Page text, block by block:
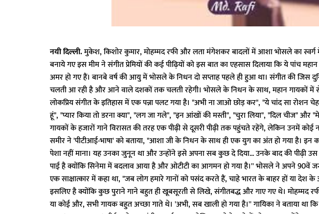
नयी दिल्ली.मुकेश, किशोर कुमार, मोहम्मद रफी और लता मंगेशकर बादलों में आशा भोसले का स्वर्ग
बनाये गए इस मीम ने संगीत प्रेमियों की कई पीढ़ियों को इस बात का एहसास दिलाया कि ये पांच
अमर हो गए हैं। बानबे वर्ष की आयु में भोसले के निधन दो सप्ताह पहले ही हुआ था। संगीत की जिस
चलती आ रही है और आने वाले दशकों तक चलती रहेगी। भोसले के निधन के साथ, महान गायकों में से
लोकप्रिय संगीत के इतिहास में एक पन्ना पलट गया है। "अभी ना जाओ छोड़ कर", "ये चांद सा रोशन
हूं", "प्यार किया तो डरना क्या", "लग जा गले", "इन आंखों की मस्ती", "चुरा लिया", "दिल चीज" और
गायकों के हजारों गाने विरासत की तरह एक पीढ़ी से दूसरी पीढ़ी तक पहुंचते रहेंगे, लेकिन उनमें कोई
समीर ने 'पीटीआई-भाषा' को बताया, "आशा जी के निधन के साथ ही एक युग का अंत हो गया है। इन
पेशा नहीं माना। यह उनका जुनून था और उन्होंने इसे अपना सब कुछ दे दिया... उनके बाद की पीढ़ी
पाई है क्योंकि सिनेमा में बदलाव आया है और ओटीटी का आगमन हो गया है।'' भोसले ने अपने 90वें
एक साक्षात्कार में कहा था, "जब लोग हमारे गानों को पसंद करते हैं, चाहे भारत के बाहर हों या देश
इसलिए है क्योंकि कुछ पुराने गाने बहुत ही खूबसूरती से लिखे, संगीतबद्ध और गाए गए थे। मोहम्मद
या कोई और, सभी गायक बहुत अच्छा गाते थे। 'अभी, सब खाली हो गया है।'' गायिका ने बताया था